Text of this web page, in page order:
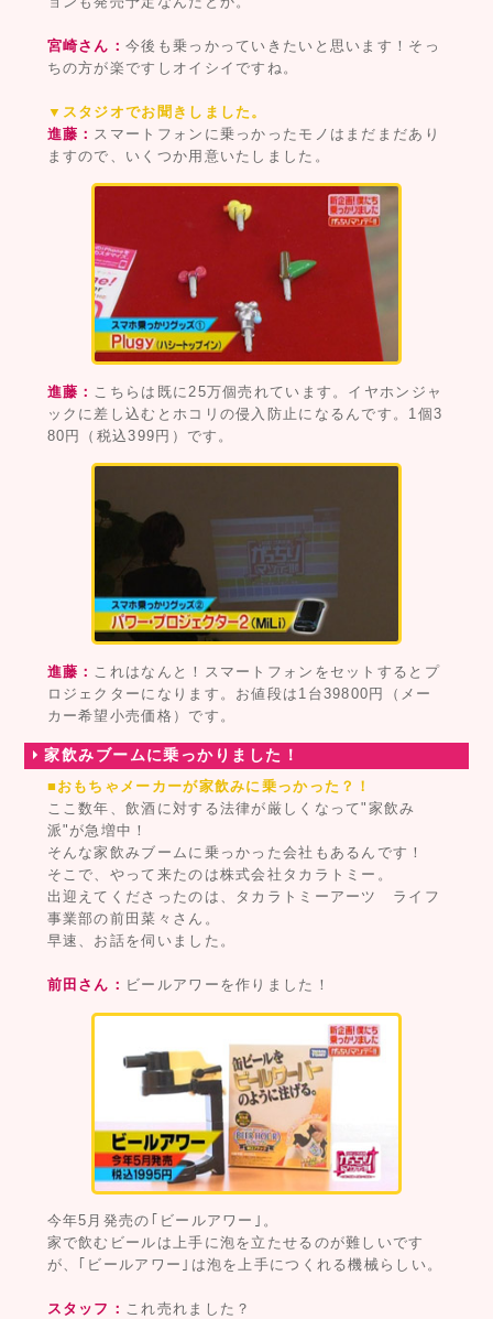
宮崎さん：今後も乗っかっていきたいと思います！そっ
ちの方が楽ですしオイシイですね。
▼スタジオでお聞きしました。
進藤： スマートフォンに乗っかったモノはまだまだあり
ますので、いくつか用意いたしました。
進藤： こちらは既に25万個売れています。イヤホンジャ
ックに差し込むとホコリの侵入防止になるんです。1個3
80円（税込399円）です。
進藤： これはなんと！スマートフォンをセットするとプ
ロジェクターになります。お値段は1台39800円（メー
カー希望小売価格）です。
家飲みブームに乗っかりました！
■おもちゃメーカーが家飲みに乗っかった？！
ここ数年、飲酒に対する法律が厳しくなって"家飲み
派"が急増中！
そんな家飲みブームに乗っかった会社もあるんです！
そこで、やって来たのは株式会社タカラトミー。
出迎えてくださったのは、タカラトミーアーツ ライフ
事業部の前田菜々さん。
早速、お話を伺いました。
前田さん： ビールアワーを作りました！
今年5月発売の｢ビールアワー｣。
家で飲むビールは上手に泡を立たせるのが難しいです
が、｢ビールアワー｣は泡を上手につくれる機械らしい。
スタッフ： これ売れました？